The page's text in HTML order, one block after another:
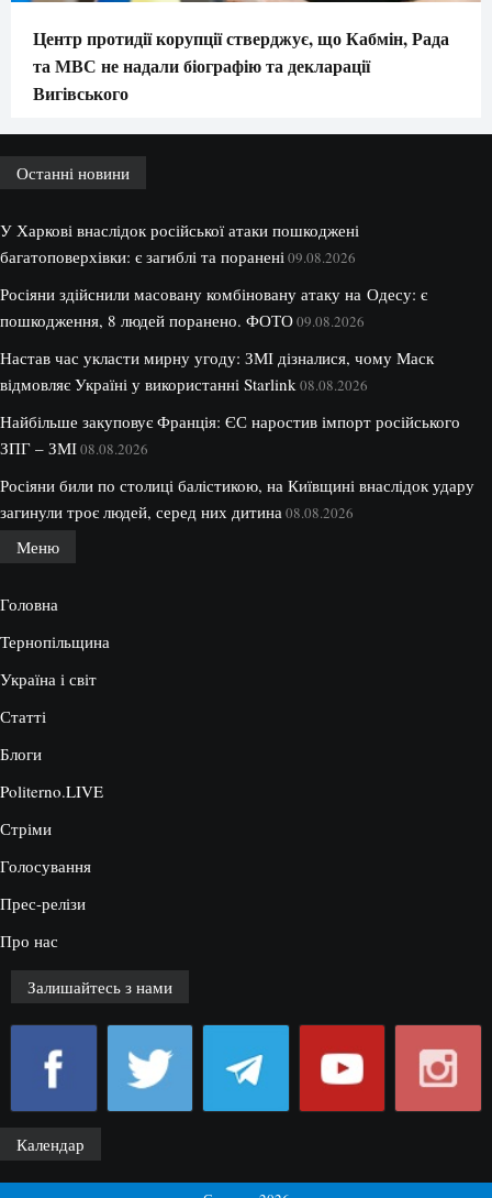
Центр протидії корупції стверджує, що Кабмін, Рада
та МВС не надали біографію та декларації
Вигівського
Останні новини
У Харкові внаслідок російської атаки пошкоджені
багатоповерхівки: є загиблі та поранені 09.08.2026
Росіяни здійснили масовану комбіновану атаку на Одесу: є
пошкодження, 8 людей поранено. ФОТО09.08.2026
Настав час укласти мирну угоду: ЗМІ дізналися, чому Маск
відмовляє Україні у використанні Starlink 08.08.2026
Найбільше закуповує Франція: ЄС наростив імпорт російського
ЗПГ – ЗМІ08.08.2026
Росіяни били по столиці балістикою, на Київщині внаслідок удару
загинули троє людей, серед них дитина 08.08.2026
Меню
Головна
Тернопільщина
Україна і світ
Статті
Блоги
Politerno.LIVE
Стріми
Голосування
Прес-релізи
Про нас
Залишайтесь з нами
Календар